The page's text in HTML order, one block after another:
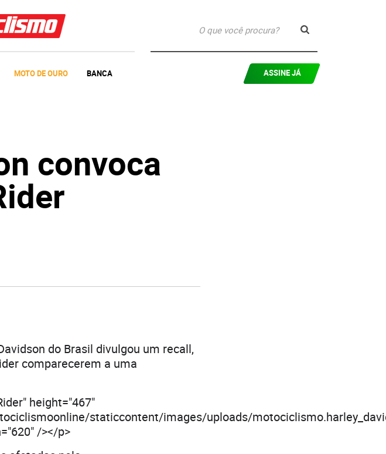
MOTO DE OURO BANCA ASSINE JÁ
convoca
do Brasil divulgou um recall,
comparecerem a uma
height="467"
staticcontent/images/uploads/
/></p>